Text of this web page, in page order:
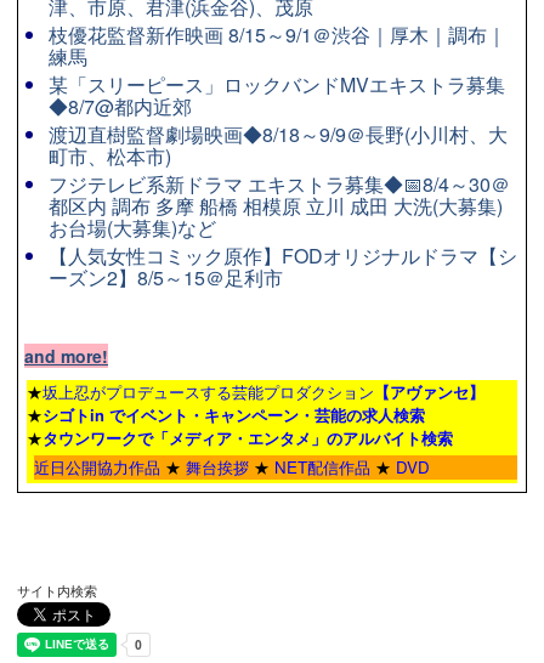
津、市原、君津(浜金谷)、茂原
枝優花監督新作映画 8/15～9/1＠渋谷｜厚木｜調布｜
練馬
某「スリーピース」ロックバンドMVエキストラ募集
◆8/7@都内近郊
渡辺直樹監督劇場映画◆8/18～9/9＠長野(小川村、大
町市、松本市)
フジテレビ系新ドラマ エキストラ募集◆📅8/4～30＠
都区内 調布 多摩 船橋 相模原 立川 成田 大洗(大募集)
お台場(大募集)など
【人気女性コミック原作】FODオリジナルドラマ【シ
ーズン2】8/5～15＠足利市
and more!
★坂上忍がプロデュースする芸能プロダクション 【アヴァンセ】
★シゴトin でイベント・キャンペーン・芸能の求人検索
★タウンワークで「メディア・エンタメ」のアルバイト検索
近日公開協力作品 ★ 舞台挨拶 ★ NET配信作品 ★ DVD
サイト内検索